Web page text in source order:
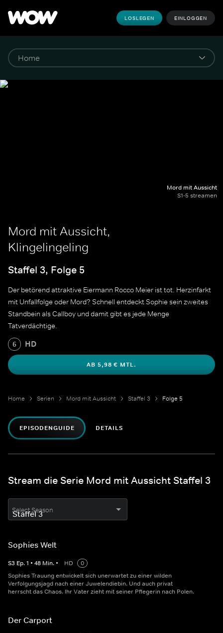
LOSLEGEN EINLOGGEN
Mord mit Aussicht
S1-5 streamen
Mord mit Aussicht,
Klingelingeling
Staffel 3, Folge 5
Der betörend attraktive Eiermann Rocco Meier ist tot. Herzinfarkt
mit Unfallfolge oder Mord? Schnell entdeckt Sophie sein zweites
Standbein als Callboy und damit gibt es jede Menge
Tatverdächtige.
6 HD
AB 5,98 € MTL.
Home Serien Mord mit Aussicht Staffel 3 Folge 5
EPISODENGUIDE DETAILS
Stream die Serie Mord mit Aussicht Staffel 3
Select Season
Sophies Welt
S3 Ep.1 • 48 Min. • HD
0
Sophies Trauung entwickelt sich unerwartet zu einer wilden
Verfolgungsjagd nach einer Juwelendiebin. Und auch privat
herrscht das Chaos. Ihr Vater zieht mit seiner Pflegerin nach Polen.
Der Carport